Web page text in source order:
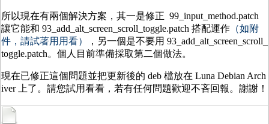
所以現在有兩個解決方案，其一是修正 99_input_method.patch
讓它能和 93_add_alt_screen_scroll_toggle.patch 搭配運作 （如附
件，請試著用用看）
，另一個是不要用 93_add_alt_screen_scroll_
toggle.patch。個人目前準備採取第二個做法。
現在已修正這個問題並把更新後的 deb 檔放在 Luna Debian Arch
iver 上了。請您試用看看，若有任何問題歡迎不吝回報。謝謝！